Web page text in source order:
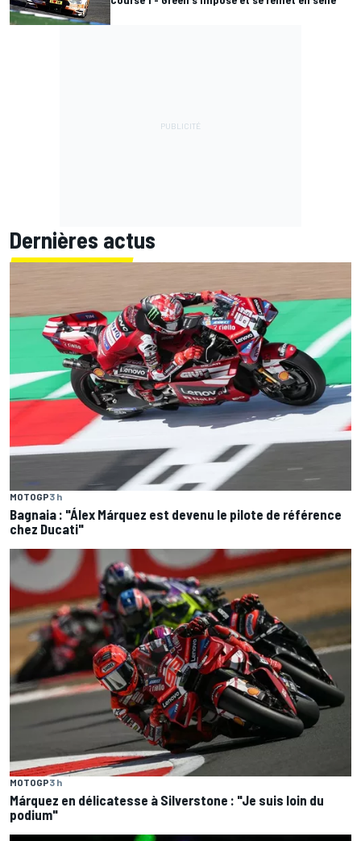
Dernières actus
MOTOGP3 h
Bagnaia : "Álex Márquez est devenu le pilote de référence
chez Ducati"
MOTOGP3 h
Márquez en délicatesse à Silverstone : "Je suis loin du
podium"